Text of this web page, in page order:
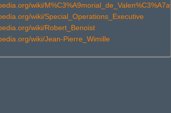
wiki/M%C3%A9morial_de_Valen%C3%A7ay
wiki/Special_Operations_Executive
wiki/Robert_Benoist
wiki/Jean-Pierre_Wimille